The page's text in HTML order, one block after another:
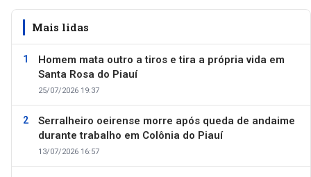
Mais lidas
Homem mata outro a tiros e tira a própria vida em
Santa Rosa do Piauí
25/07/2026 19:37
Serralheiro oeirense morre após queda de andaime
durante trabalho em Colônia do Piauí
13/07/2026 16:57